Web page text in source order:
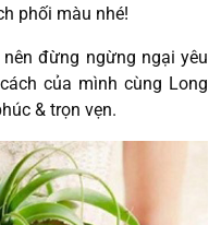
phối màu nhé!
đừng ngừng ngại yêu
của mình cùng Long
& trọn vẹn.